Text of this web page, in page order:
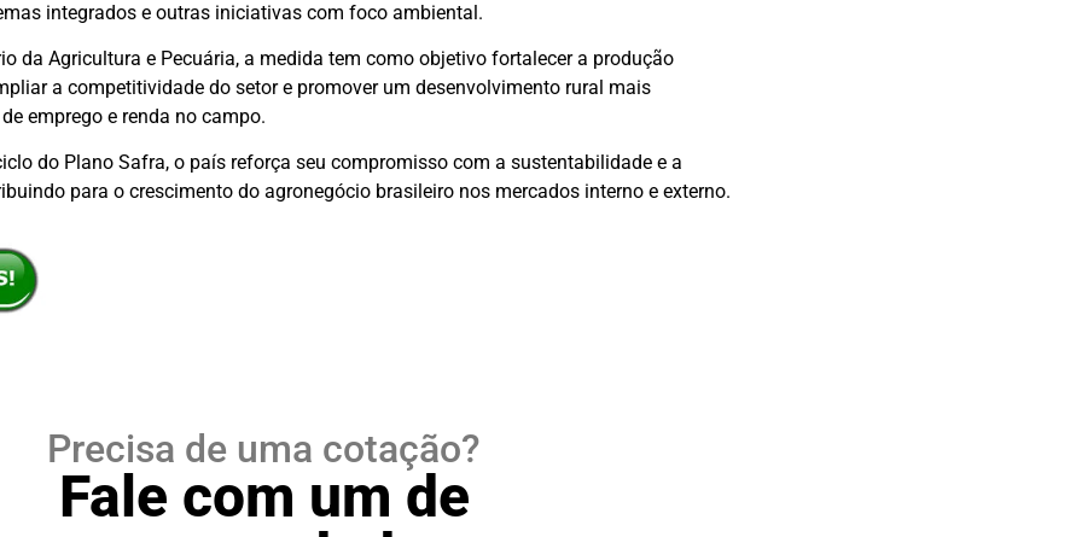
integrados e outras iniciativas com foco ambiental.
da Agricultura e Pecuária, a medida tem como objetivo fortalecer a produção
a competitividade do setor e promover um desenvolvimento rural mais
emprego e renda no campo.
do Plano Safra, o país reforça seu compromisso com a sustentabilidade e a
para o crescimento do agronegócio brasileiro nos mercados interno e externo.
Precisa de uma cotação?
Fale com um de